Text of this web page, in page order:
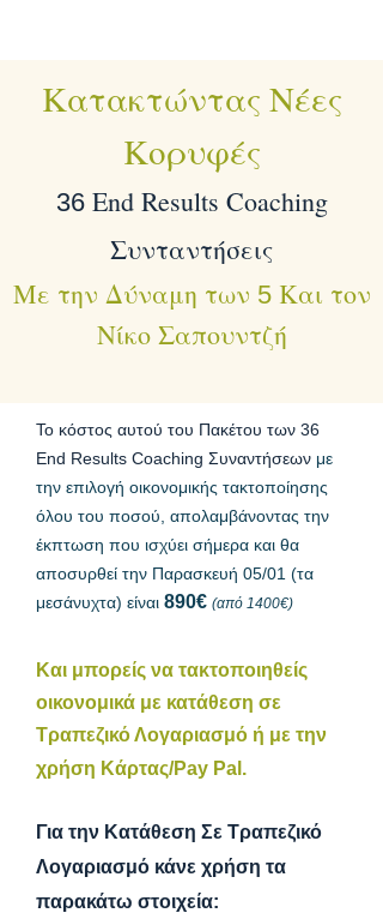
Κατακτώντας Νέες
Κορυφές
36 End Results Coaching
Συνταντήσεις
Με την Δύναμη των 5Και τον
Νίκο Σαπουντζή
Το κόστος αυτού του Πακέτου των 36
End Results Coaching Συναντήσεων με
την επιλογή οικονομικής τακτοποίησης
όλου του ποσού, απολαμβάνοντας την
έκπτωση που ισχύει σήμερα και θα
αποσυρθεί την Παρασκευή 05/01 (τα
μεσάνυχτα) είναι 890€ (από 1400€)
Και μπορείς να τακτοποιηθείς
οικονομικά με κατάθεση σε
Τραπεζικό Λογαριασμό ή με την
χρήση Κάρτας/Pay Pal.
Για την Κατάθεση Σε Τραπεζικό
Λογαριασμό κάνε χρήση τα
παρακάτω στοιχεία: